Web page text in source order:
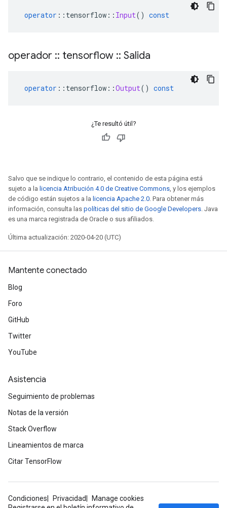
operator :: tensorflow :: Input() const
operador :: tensorflow :: Salida
operator :: tensorflow ::Output() const
¿Te resultó útil?
Salvo que se indique lo contrario, el contenido de esta página está
sujeto a la licencia Atribución 4.0 de Creative Commons, y los ejemplos
de código están sujetos a la licencia Apache 2.0. Para obtener más
información, consulta las políticas del sitio de Google Developers. Java
es una marca registrada de Oracle o sus afiliados.
Última actualización: 2020-04-20 (UTC)
Mantente conectado
Blog
Foro
GitHub
Twitter
YouTube
Asistencia
Seguimiento de problemas
Notas de la versión
Stack Overflow
Lineamientos de marca
Citar TensorFlow
Condiciones Privacidad
Manage cookies